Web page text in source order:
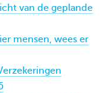
van de geplande
mensen, wees er